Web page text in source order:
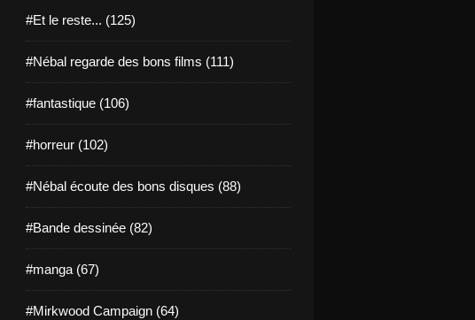
#Et le reste... (125)
#Nébal regarde des bons films (111)
#fantastique (106)
#horreur (102)
#Nébal écoute des bons disques (88)
#Bande dessinée (82)
#manga (67)
#Mirkwood Campaign (64)